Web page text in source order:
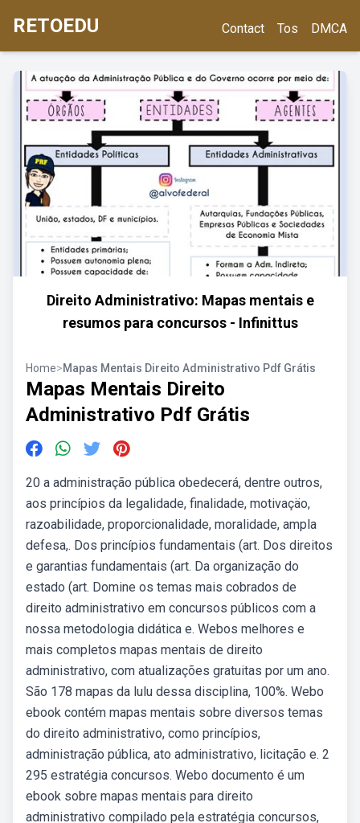
RETOEDU Contact Tos DMCA
Direito Administrativo: Mapas mentais e
resumos para concursos - Infinittus
Home>Mapas Mentais Direito Administrativo Pdf Grátis
Mapas Mentais Direito
Administrativo Pdf Grátis
20 a administração pública obedecerá, dentre outros,
aos princípios da legalidade, finalidade, motivaçäo,
razoabilidade, proporcionalidade, moralidade, ampla
defesa,. Dos princípios fundamentais (art. Dos direitos
e garantias fundamentais (art. Da organização do
estado (art. Domine os temas mais cobrados de
direito administrativo em concursos públicos com a
nossa metodologia didática e. Webos melhores e
mais completos mapas mentais de direito
administrativo, com atualizações gratuitas por um ano.
São 178 mapas da lulu dessa disciplina, 100%. Webo
ebook contém mapas mentais sobre diversos temas
do direito administrativo, como princípios,
administração pública, ato administrativo, licitação e. 2
295 estratégia concursos. Webo documento é um
ebook sobre mapas mentais para direito
administrativo compilado pela estratégia concursos,